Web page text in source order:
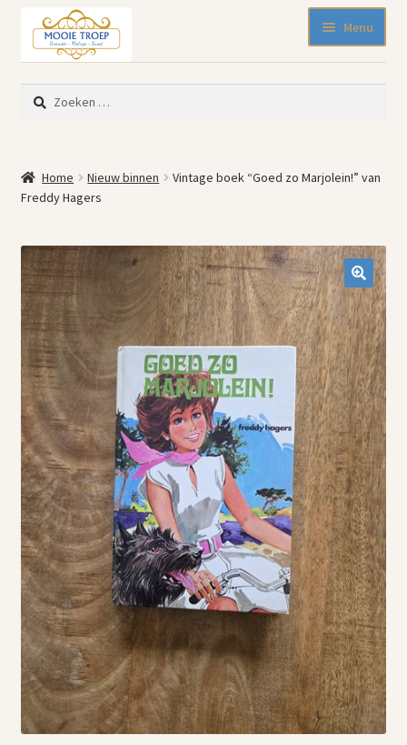
door
naar
navigatie
naar
de
inhoud
Menu
Nieuw binnen
Blikken
Kleine meubelen
Muurdecoratie
Servies en glaswerk
Woonaccessoires
Mode-accessoires
Kinderhoekje
Vintage boeken en strips
Kerst
Zoeken
naar:
Home Nieuw binnen
Vintage boek “Goed zo Marjolein!” van
Freddy Hagers
🔍